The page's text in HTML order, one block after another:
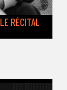
RÉCITAL